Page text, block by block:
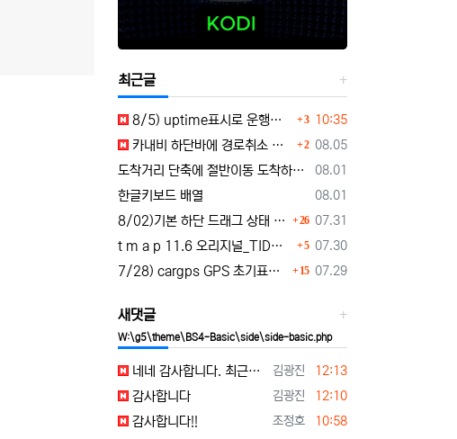
최근글
등록일
10:35
8/5) uptime표시로 운행시간표시 🚗최근목적지 바로가기 및 ⛔이전화면이동과 260805 3
등록일
08.05
카내비 하단바에 경로취소 단축버튼 추가 요청 2
등록일
08.01
도착거리 단축에 절반이동 도착하기 로드리게스로 5가지를 한 번에 배우세요
등록일
08.01
한글키보드 배열
등록일
07.31
8/02)기본 하단 드래그 상태 시작 기능 carnavi-11-6-0-3944_cargps_260802.apk 26
등록일
07.30
t m a p 11.6 오리지널_TID로그인 파일설치 tmap-11-6-0-3944_org signed.apk 5
등록일
07.29
7/28) cargps GPS 초기표시 및 터널 진입 안정화 개선 carnavi-11-4-2-3880_cargps_260728.apk 15
새댓글
W:\g5\theme\BS4-Basic\side\side-basic.php
등록자
김광진 등록일
12:13
네네 감사합니다. 최근목적지 바로가기와 이전화면이동 기능 테스트해보겠습니다.
등록자
김광진 등록일
12:10
감사합니다
등록자
조정호 등록일
10:58
감사합니다!!